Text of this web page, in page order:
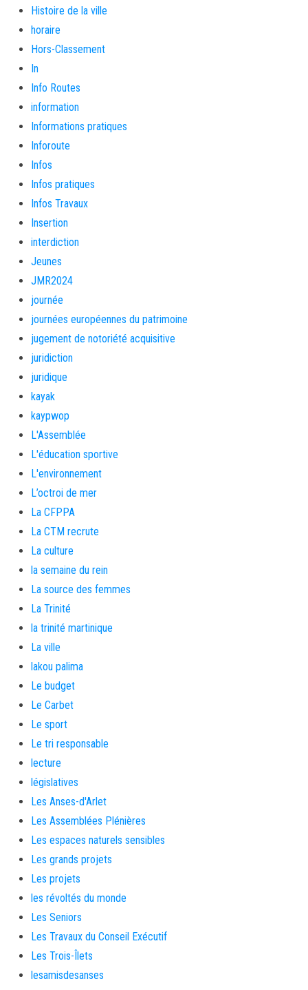
Histoire de la ville
horaire
Hors-Classement
In
Info Routes
information
Informations pratiques
Inforoute
Infos
Infos pratiques
Infos Travaux
Insertion
interdiction
Jeunes
JMR2024
journée
journées européennes du patrimoine
jugement de notoriété acquisitive
juridiction
juridique
kayak
kaypwop
L'Assemblée
L'éducation sportive
L'environnement
L’octroi de mer
La CFPPA
La CTM recrute
La culture
la semaine du rein
La source des femmes
La Trinité
la trinité martinique
La ville
lakou palima
Le budget
Le Carbet
Le sport
Le tri responsable
lecture
législatives
Les Anses-d'Arlet
Les Assemblées Plénières
Les espaces naturels sensibles
Les grands projets
Les projets
les révoltés du monde
Les Seniors
Les Travaux du Conseil Exécutif
Les Trois-Îlets
lesamisdesanses